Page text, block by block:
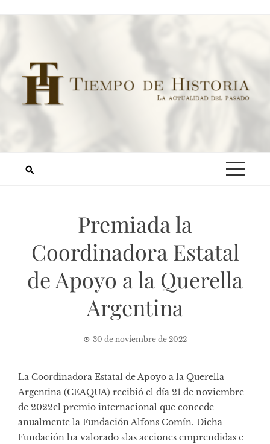
Premiada la
Coordinadora Estatal
de Apoyo a la Querella
Argentina
30 de noviembre de 2022
La Coordinadora Estatal de Apoyo a la Querella
Argentina (CEAQUA) recibió el día 21 de noviembre
de 2022el premio internacional que concede
anualmente la Fundación Alfons Comín. Dicha
Fundación ha valorado «las acciones emprendidas e